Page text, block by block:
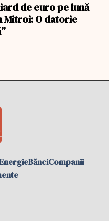
de euro pe lună
Mitroi: O datorie
EnergieBănciCompanii